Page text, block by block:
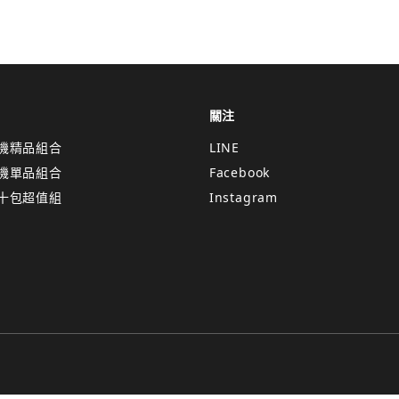
精品組合
單品組合
包超值組
關注
LINE
Facebook
Instagram